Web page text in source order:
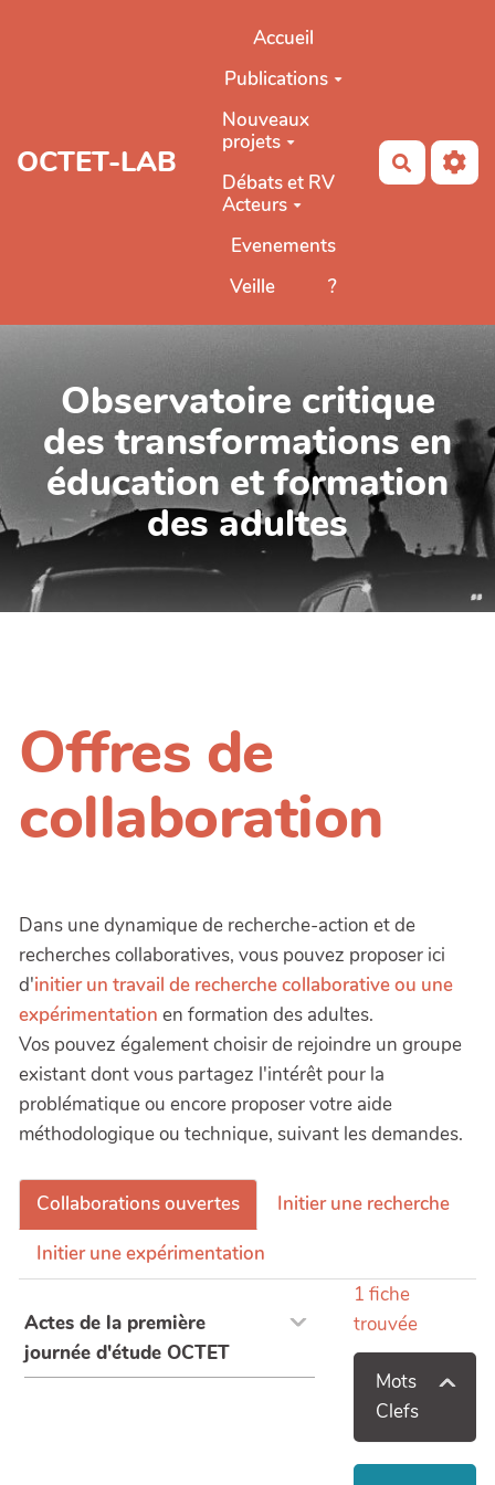
OCTET-LAB
Accueil
Publications
Nouveaux
projets
Débats et RV
Acteurs
Evenements
Veille
?
Observatoire critique
des transformations en
éducation et formation
des adultes
Offres de
collaboration
Dans une dynamique de recherche-action et de
recherches collaboratives, vous pouvez proposer ici
d'initier un travail de recherche collaborative ou une
expérimentation en formation des adultes.
Vos pouvez également choisir de rejoindre un groupe
existant dont vous partagez l'intérêt pour la
problématique ou encore proposer votre aide
méthodologique ou technique, suivant les demandes.
Collaborations ouvertes
Initier une recherche
Initier une expérimentation
1 fiche
trouvée
Mots
Clefs
Actes de la première
journée d'étude OCTET